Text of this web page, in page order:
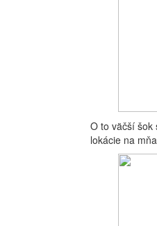
O to väčší šok
lokácie na